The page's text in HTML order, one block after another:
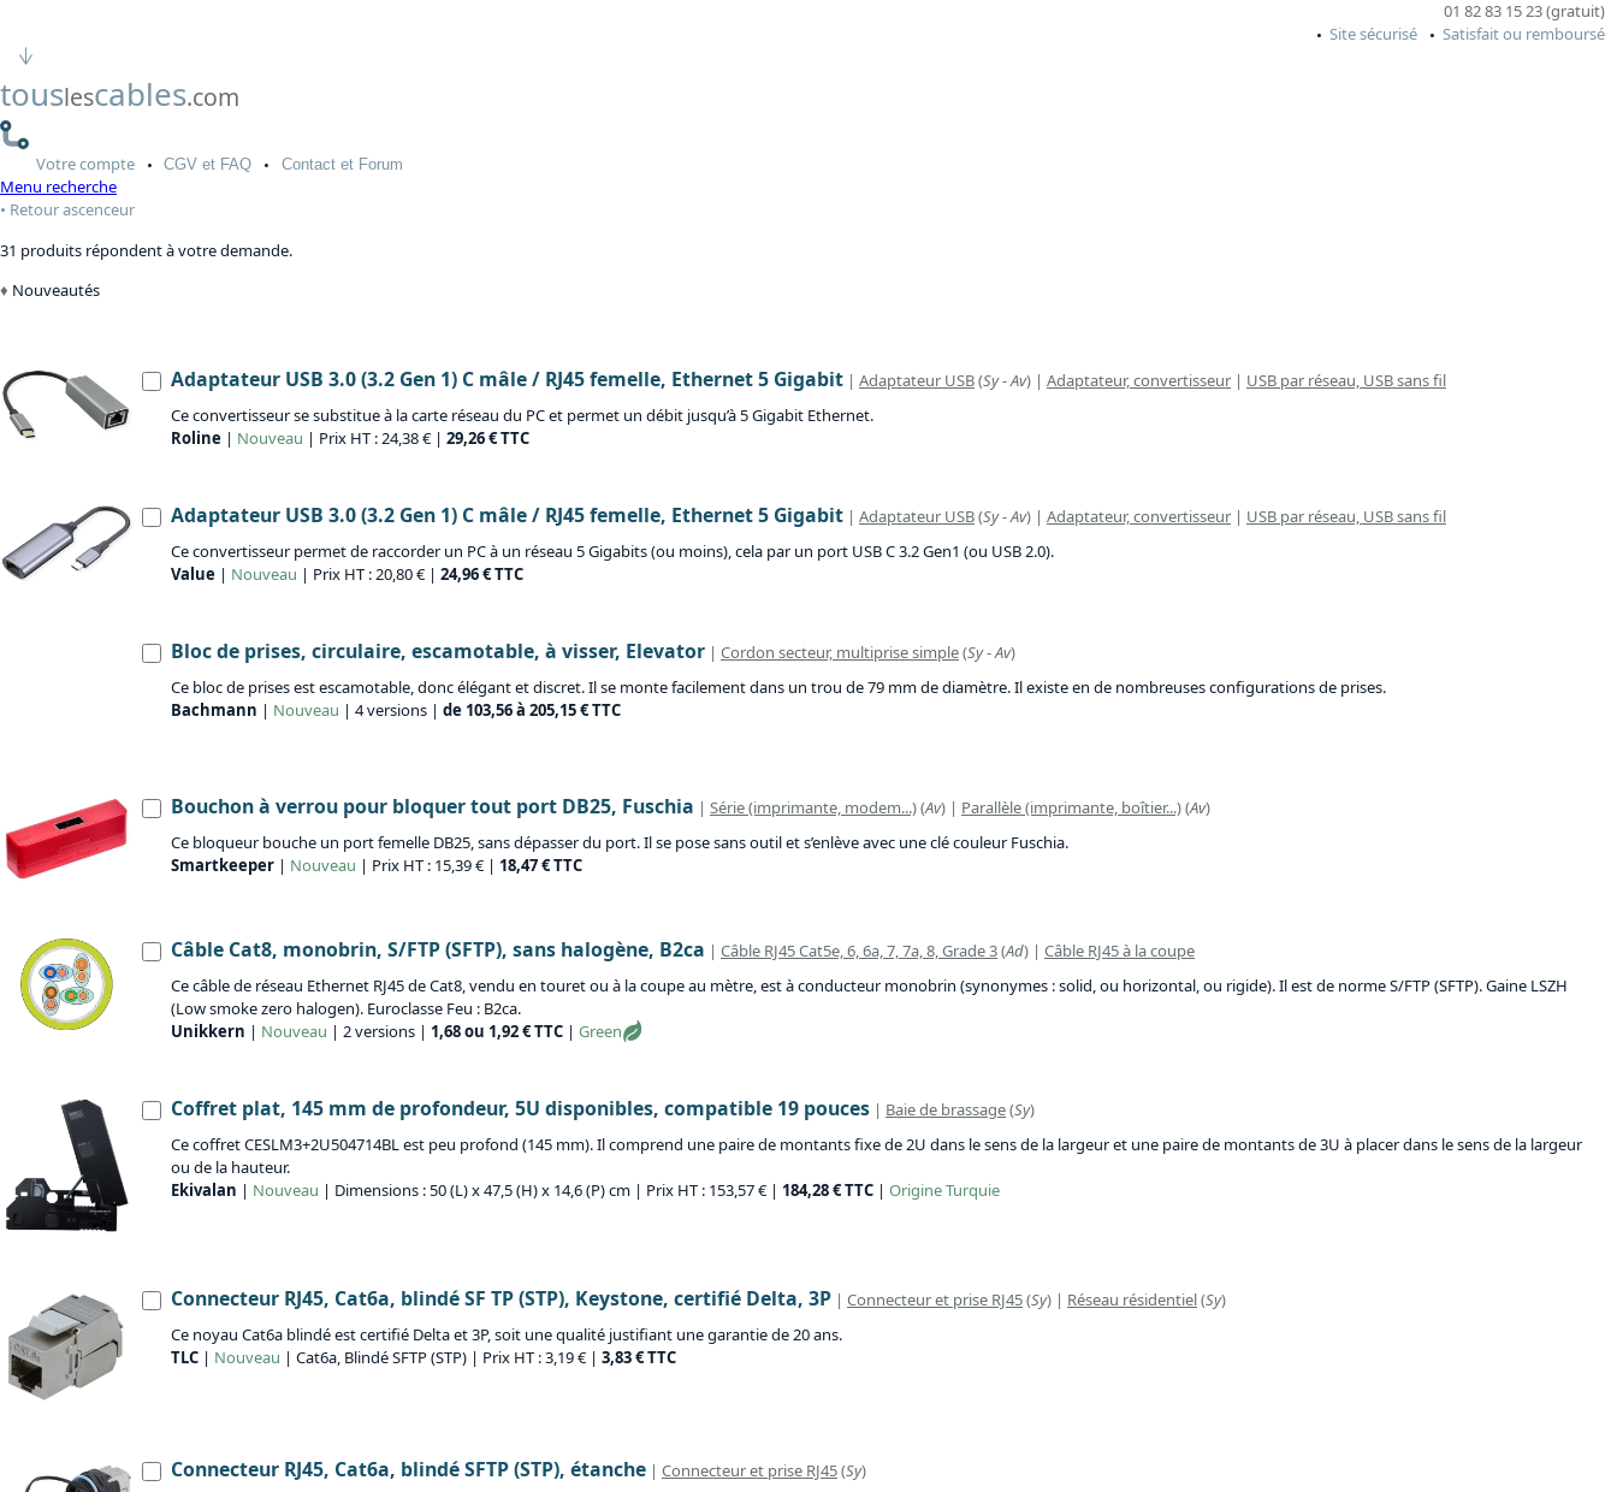
01 82 83 15 23 (gratuit)
Site sécurisé
Satisfait ou remboursé
touslescables.com
Votrecompte CGV et FAQ Contactet Forum
Menu recherche
Retour ascenceur
31 produits répondent à votre demande.
Nouveautés
Adaptateur USB 3.0 (3.2 Gen 1) C mâle / RJ45 femelle, Ethernet 5 Gigabit | Adaptateur USB(Sy-Av) | Adaptateur, convertisseur | USB par réseau, USB sans fil
Ce convertisseur se substitue à la carte réseau du PC et permet un débit jusqu’à 5 Gigabit Ethernet.
Roline | Nouveau | Prix HT : 24,38 € | 29,26 € TTC
Adaptateur USB 3.0 (3.2 Gen 1) C mâle / RJ45 femelle, Ethernet 5 Gigabit | Adaptateur USB(Sy-Av) | Adaptateur, convertisseur | USB par réseau, USB sans fil
Ce convertisseur permet de raccorder un PC à un réseau 5 Gigabits (ou moins), cela par un port USB C 3.2 Gen1 (ou USB 2.0).
Value | Nouveau | Prix HT : 20,80 € | 24,96 € TTC
Bloc de prises, circulaire, escamotable, à visser, Elevator | Cordon secteur, multiprise simple(Sy-Av)
Ce bloc de prises est escamotable, donc élégant et discret. Il se monte facilement dans un trou de 79 mm de diamètre. Il existe en de nombreuses configurations de prises.
Bachmann | Nouveau | 4 versions | de 103,56 à 205,15 € TTC
Bouchon à verrou pour bloquer tout port DB25, Fuschia | Série (imprimante, modem...)(Av) | Parallèle (imprimante, boîtier...)(Av)
Ce bloqueur bouche un port femelle DB25, sans dépasser du port. Il se pose sans outil et s’enlève avec une clé couleur Fuschia.
Smartkeeper | Nouveau | Prix HT : 15,39 € | 18,47 € TTC
Câble Cat8, monobrin, S/FTP (SFTP), sans halogène, B2ca | Câble RJ45 Cat5e, 6, 6a, 7, 7a, 8, Grade 3(Ad) | Câble RJ45 à la coupe
Ce câble de réseau Ethernet RJ45 de Cat8, vendu en touret ou à la coupe au mètre, est à conducteur monobrin (synonymes : solid, ou horizontal, ou rigide). Il est de norme S/FTP (SFTP). Gaine LSZH
(Low smoke zero halogen). Euroclasse Feu : B2ca.
Unikkern | Nouveau | 2 versions | 1,68 ou 1,92 € TTC | Green
Coffret plat, 145 mm de profondeur, 5U disponibles, compatible 19 pouces | Baie de brassage(Sy)
Ce coffret CESLM3+2U504714BL est peu profond (145 mm). Il comprend une paire de montants fixe de 2U dans le sens de la largeur et une paire de montants de 3U à placer dans le sens de la largeur
ou de la hauteur.
Ekivalan | Nouveau | Dimensions : 50 (L) x 47,5 (H) x 14,6 (P) cm | Prix HT : 153,57 € | 184,28 € TTC | OrigineTurquie
Connecteur RJ45, Cat6a, blindé SF TP (STP), Keystone, certifié Delta, 3P | Connecteur et prise RJ45(Sy) | Réseau résidentiel(Sy)
Ce noyau Cat6a blindé est certifié Delta et 3P, soit une qualité justifiant une garantie de 20 ans.
TLC | Nouveau | Cat6a, Blindé SFTP (STP) | Prix HT : 3,19 € | 3,83 € TTC
Connecteur RJ45, Cat6a, blindé SFTP (STP), étanche | Connecteur et prise RJ45(Sy)